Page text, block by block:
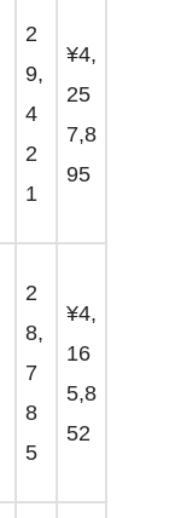
2
9,
4
2
1
¥4,
25
7,8
95
2
8,
7
8
5
¥4,
16
5,8
52